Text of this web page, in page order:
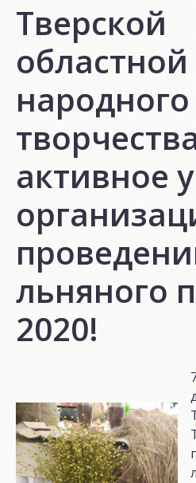
Тверской
народного
активное
льняного
2020!